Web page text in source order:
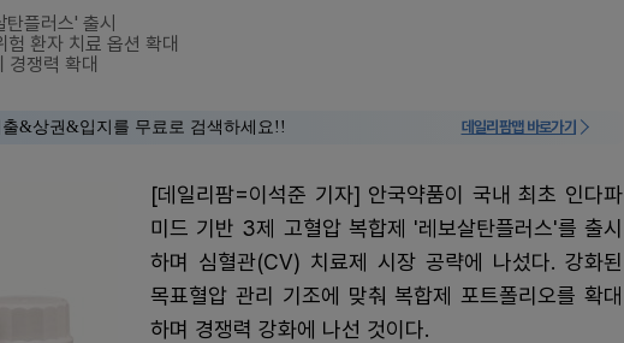
플러스' 출시
환자 치료 옵션 확대
쟁력 확대
&상권&입지를 무료로 검색하세요!! 데일리팜맵 바로가기
[데일리팜=이석준 기자] 안국약품이 국내 최초 인다파
미드 기반 3제 고혈압 복합제 '레보살탄플러스'를 출시
하며 심혈관(CV) 치료제 시장 공략에 나섰다. 강화된
목표혈압 관리 기조에 맞춰 복합제 포트폴리오를 확대
하며 경쟁력 강화에 나선 것이다.